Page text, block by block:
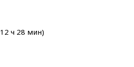
12 ч 28 мин)